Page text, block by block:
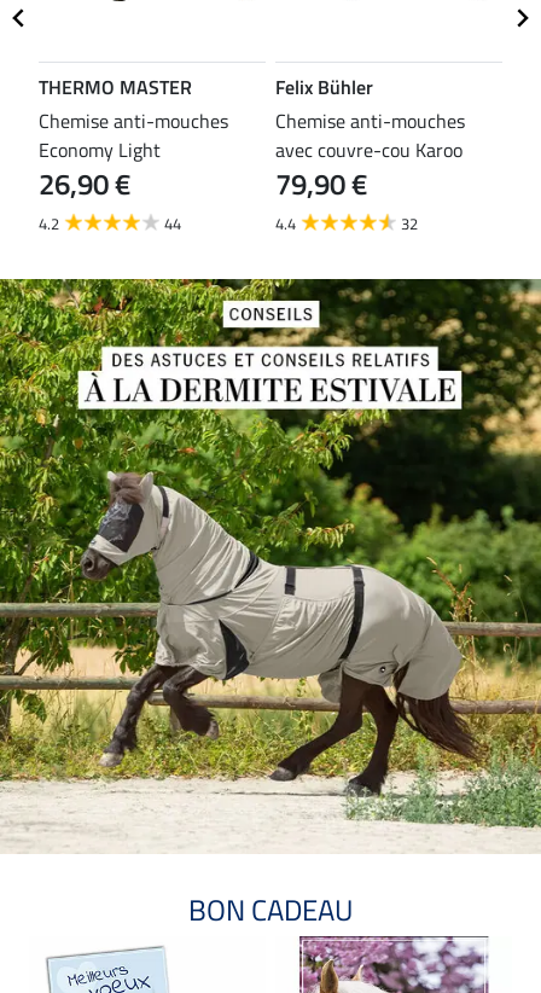
THERMO MASTER
Chemise anti-mouches
Economy Light
26,90 €
4.2 44
Felix Bühler
Chemise anti-mouches
avec couvre-cou Karoo
79,90 €
4.4 32
BON CADEAU